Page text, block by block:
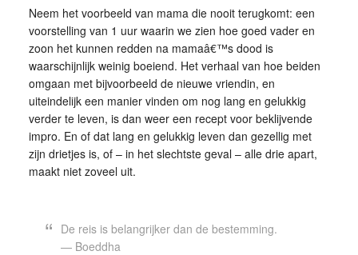
Neem het voorbeeld van mama die nooit terugkomt: een
voorstelling van 1 uur waarin we zien hoe goed vader en
zoon het kunnen redden na mamaâ€™s dood is
waarschijnlijk weinig boeiend. Het verhaal van hoe beiden
omgaan met bijvoorbeeld de nieuwe vriendin, en
uiteindelijk een manier vinden om nog lang en gelukkig
verder te leven, is dan weer een recept voor beklijvende
impro. En of dat lang en gelukkig leven dan gezellig met
zijn drietjes is, of – in het slechtste geval – alle drie apart,
maakt niet zoveel uit.
De reis is belangrijker dan de bestemming.
— Boeddha